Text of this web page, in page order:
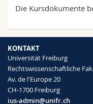
Die Kursdokumente
KONTAKT
Universität Freiburg
Rechtswissenschaftliche
Av. de l'Europe 20
CH-1700 Freiburg
ius-admin@unifr.ch